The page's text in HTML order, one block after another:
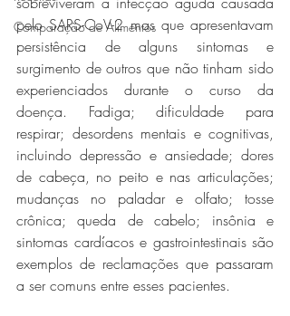
Comparação de Alimentos
pelo SARS-CoV-2 mas que apresentavam
persistência de alguns sintomas e
surgimento de outros que não tinham sido
experienciados durante o curso da
doença. Fadiga; dificuldade para
respirar; desordens mentais e cognitivas,
incluindo depressão e ansiedade; dores
de cabeça, no peito e nas articulações;
mudanças no paladar e olfato; tosse
crônica; queda de cabelo; insônia e
sintomas cardíacos e gastrointestinais são
exemplos de reclamações que passaram
a ser comuns entre esses pacientes.